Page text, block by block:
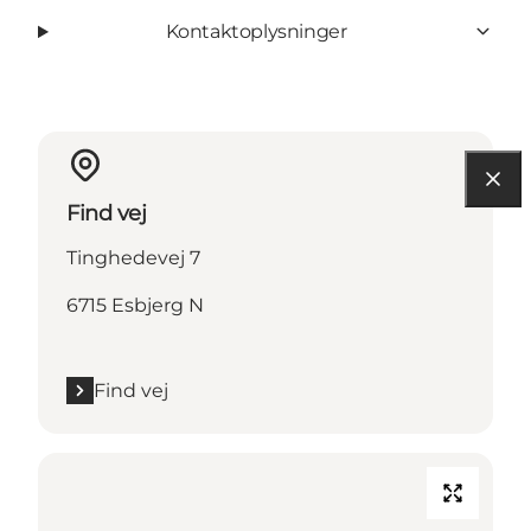
Kontaktoplysninger
Find vej
Tinghedevej 7
6715 Esbjerg N
Find vej